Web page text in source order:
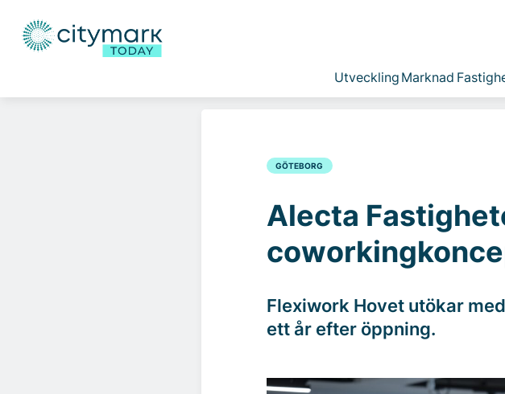
Utveckling Marknad
GÖTEBORG
Alecta
Flexiwork Hovet utökar
ett år efter öppning.